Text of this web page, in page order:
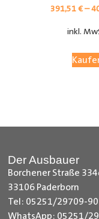
Sprinter
Nissan NV200
Radkastenschutz,
Radkastenschutz,
391,51€–
inkl.
Der Ausbauer
Borchener Straße
33106 Paderborn
Tel: 05251/29709-90
WhatsApp: 05251/